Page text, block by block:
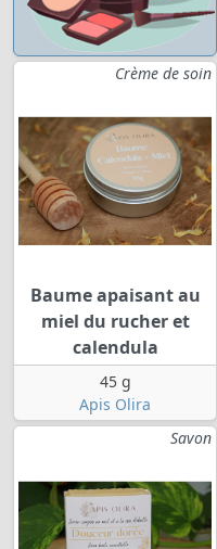
Crème de soin
Baume apaisant au
miel du rucher et
calendula
45 g
Apis Olira
Savon